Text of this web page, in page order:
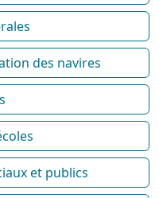
des navires
et publics